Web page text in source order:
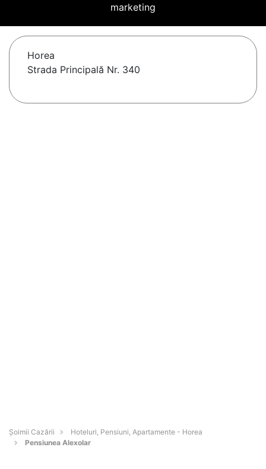
marketing
Horea
Strada Principală Nr. 340
Șoimii Cazării
Hoteluri, Pensiuni, Apartamente - Horea
Pensiunea Alexolar